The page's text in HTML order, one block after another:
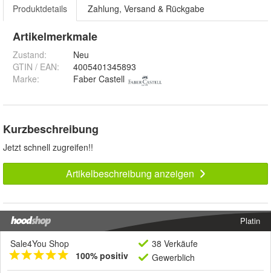
Produktdetails Zahlung, Versand & Rückgabe
Artikelmerkmale
Zustand:
Neu
GTIN / EAN:
4005401345893
Marke:
Faber Castell
Kurzbeschreibung
Jetzt schnell zugreifen!!
Artikelbeschreibung anzeigen
Platin
Sale4You Shop
100% positiv
38 Verkäufe
Gewerblich